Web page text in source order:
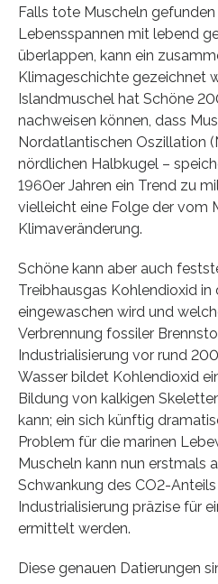
Falls tote Muscheln gefunden
Lebensspannen mit lebend
überlappen, kann ein
Klimageschichte gezeichnet
Islandmuschel hat Schöne
nachweisen können, dass
Nordatlantischen Oszillation
nördlichen Halbkugel –
1960er Jahren ein Trend zu
vielleicht eine Folge der vom
Klimaveränderung.
Schöne kann aber auch
Treibhausgas Kohlendioxid in
eingewaschen wird und
Verbrennung fossiler
Industrialisierung vor rund
Wasser bildet Kohlendioxid
Bildung von kalkigen
kann; ein sich künftig
Problem für die marinen
Muscheln kann nun erstmals
Schwankung des CO2-
Industrialisierung präzise für
ermittelt werden.
Diese genauen Datierungen